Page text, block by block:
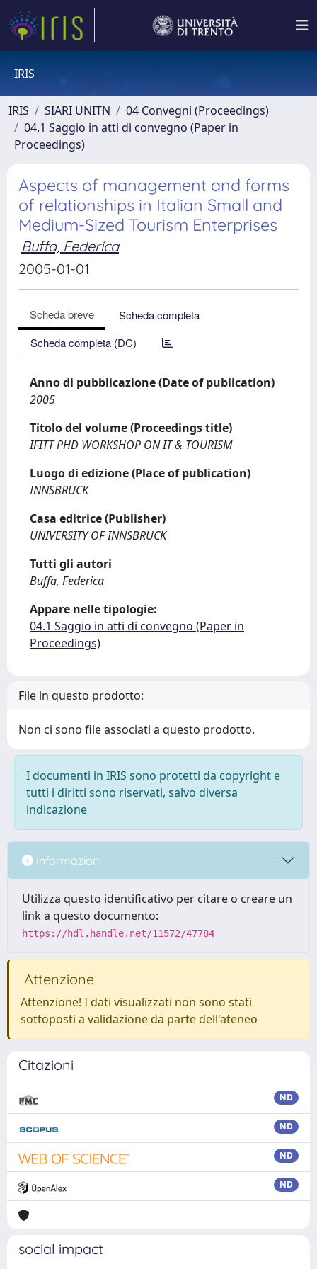
IRIS
IRIS SIARI UNITN
04 Convegni (Proceedings)
04.1 Saggio in atti di convegno (Paper in
Proceedings)
Aspects of management and forms
of relationships in Italian Small and
Medium-Sized Tourism Enterprises
Buffa, Federica
2005-01-01
Scheda breve
Scheda completa
Scheda completa (DC)
Anno di pubblicazione (Date of publication)
2005
Titolo del volume (Proceedings title)
IFITT PHD WORKSHOP ON IT & TOURISM
Luogo di edizione (Place of publication)
INNSBRUCK
Casa editrice (Publisher)
UNIVERSITY OF INNSBRUCK
Tutti gli autori
Buffa, Federica
Appare nelle tipologie:
04.1 Saggio in atti di convegno (Paper in
Proceedings)
File in questo prodotto:
Non ci sono file associati a questo prodotto.
I documenti in IRIS sono protetti da copyright e
tutti i diritti sono riservati, salvo diversa
indicazione
Informazioni
Utilizza questo identificativo per citare o creare un
link a questo documento:
https://hdl.handle.net/11572/47784
Attenzione
Attenzione! I dati visualizzati non sono stati
sottoposti a validazione da parte dell'ateneo
Citazioni
ND
ND
ND
ND
social impact